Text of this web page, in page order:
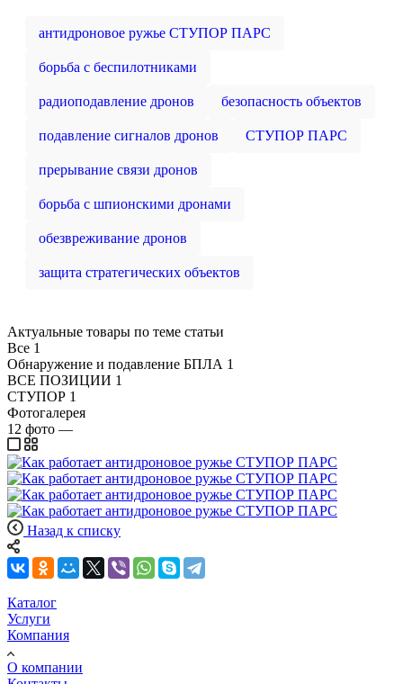
антидроновое ружье СТУПОР ПАРС
борьба с беспилотниками
радиоподавление дронов безопасность объектов
подавление сигналов дронов СТУПОР ПАРС
прерывание связи дронов
борьба с шпионскими дронами
обезвреживание дронов
защита стратегических объектов
Актуальные товары по теме статьи
Все 1
Обнаружение и подавление БПЛА 1
ВСЕ ПОЗИЦИИ 1
СТУПОР 1
Фотогалерея
12 фото —
Назад к списку
Каталог
Услуги
Компания
О компании